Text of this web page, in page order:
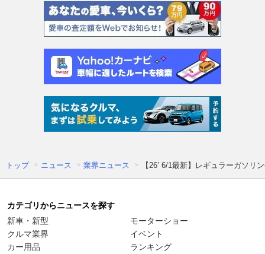
トップ ニュース 業界ニュース 【26’ 6/1最新】レギュラーガソリ
カテゴリからニュースを探す
新車・新型
クルマ業界
カー用品
モーターショー
イベント
ランキング